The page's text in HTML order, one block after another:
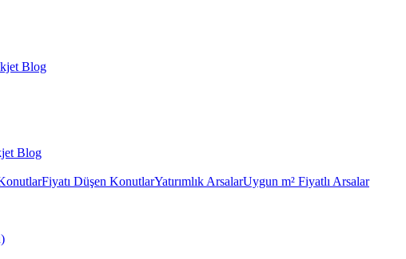
Blog
Blog
Fiyatı Düşen KonutlarYatırımlık ArsalarUygun m² Fiyatlı Arsalar